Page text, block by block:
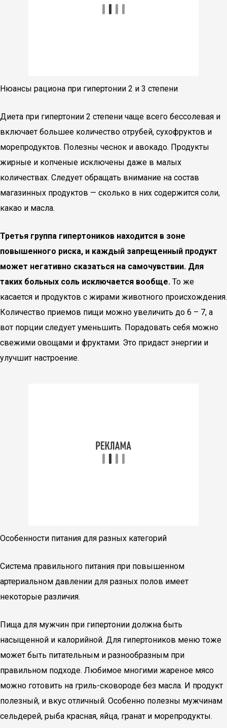
Нюансы рациона при гипертонии 2 и 3 степени
Диета при гипертонии 2 степени чаще всего бессолевая и
включает большее количество отрубей, сухофруктов и
морепродуктов. Полезны чеснок и авокадо. Продукты
жирные и копченые исключены даже в малых
количествах. Следует обращать внимание на состав
магазинных продуктов — сколько в них содержится соли,
какао и масла.
Третья группа гипертоников находится в зоне
повышенного риска, и каждый запрещенный продукт
может негативно сказаться на самочувствии. Для
таких больных соль исключается вообще. То же
касается и продуктов с жирами животного происхождения.
Количество приемов пищи можно увеличить до 6 – 7, а
вот порции следует уменьшить. Порадовать себя можно
свежими овощами и фруктами. Это придаст энергии и
улучшит настроение.
Особенности питания для разных категорий
Система правильного питания при повышенном
артериальном давлении для разных полов имеет
некоторые различия.
Пища для мужчин при гипертонии должна быть
насыщенной и калорийной. Для гипертоников меню тоже
может быть питательным и разнообразным при
правильном подходе. Любимое многими жареное мясо
можно готовить на гриль-сковороде без масла. И продукт
полезный, и вкус отличный. Особенно полезны мужчинам
сельдерей, рыба красная, яйца, гранат и морепродукты.